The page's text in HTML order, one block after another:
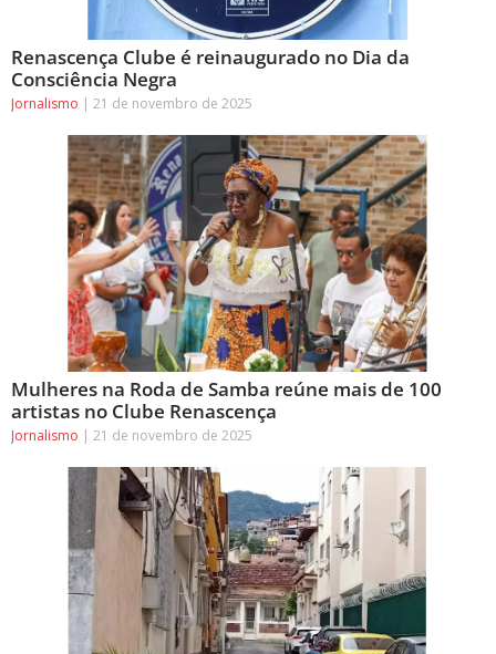
Renascença Clube é reinaugurado no Dia da
Consciência Negra
Jornalismo 21 de novembro de 2025
Mulheres na Roda de Samba reúne mais de 100
artistas no Clube Renascença
Jornalismo 21 de novembro de 2025